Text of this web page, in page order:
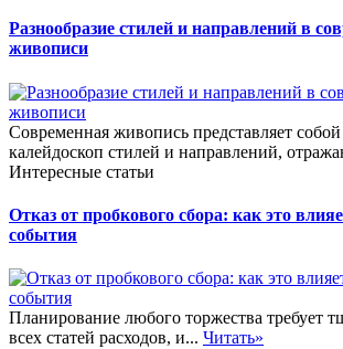
Разнообразие стилей и направлений в
живописи
Современная живопись представляет
калейдоскоп стилей и направлений,
Интересные статьи
Отказ от пробкового сбора: как это
события
Планирование любого торжества требует
всех статей расходов, и... Читать»